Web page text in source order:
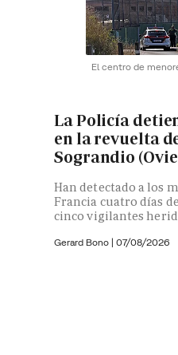
El centro de
La Policía
en la revuelta
Sograndio
Han detectado a los
Francia cuatro días
cinco vigilantes
Gerard Bono | 07/08/2026